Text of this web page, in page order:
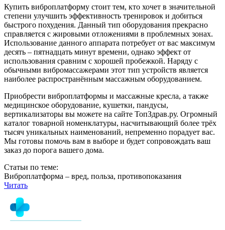
Купить виброплатформу стоит тем, кто хочет в значительной
степени улучшить эффективность тренировок и добиться
быстрого похудения. Данный тип оборудования прекрасно
справляется с жировыми отложениями в проблемных зонах.
Использование данного аппарата потребует от вас максимум
десять – пятнадцать минут времени, однако эффект от
использования сравним с хорошей пробежкой. Наряду с
обычными вибромассажерами этот тип устройств является
наиболее распространённым массажным оборудованием.
Приобрести виброплатформы и массажные кресла, а также
медицинское оборудование, кушетки, пандусы,
вертикализаторы вы можете на сайте ТопЗдрав.ру. Огромный
каталог товарной номенклатуры, насчитывающий более трёх
тысяч уникальных наименований, непременно порадует вас.
Мы готовы помочь вам в выборе и будет сопровождать ваш
заказ до порога вашего дома.
Статьи по теме:
Виброплатформа – вред, польза, противопоказания
Читать